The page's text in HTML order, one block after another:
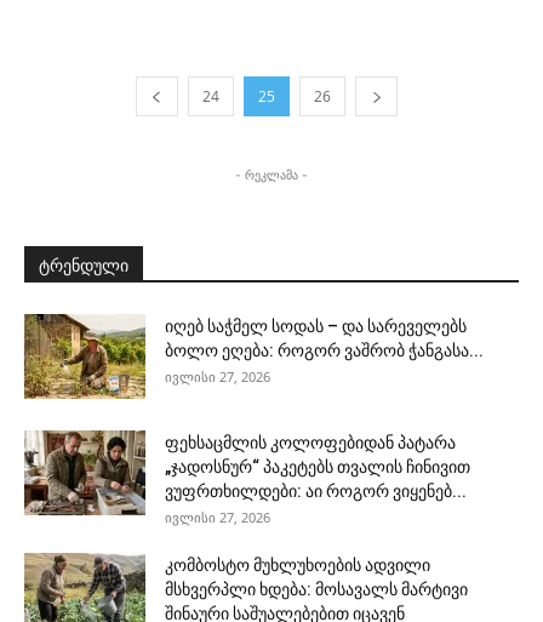
24 25 26
- რეკლამა -
ტრენდული
იღებ საჭმელ სოდას – და სარეველებს
ბოლო ეღება: როგორ ვაშრობ ჭანგასა...
ივლისი 27, 2026
ფეხსაცმლის კოლოფებიდან პატარა
„ჯადოსნურ“ პაკეტებს თვალის ჩინივით
ვუფრთხილდები: აი როგორ ვიყენებ...
ივლისი 27, 2026
კომბოსტო მუხლუხოების ადვილი
მსხვერპლი ხდება: მოსავალს მარტივი
შინაური საშუალებებით იცავენ